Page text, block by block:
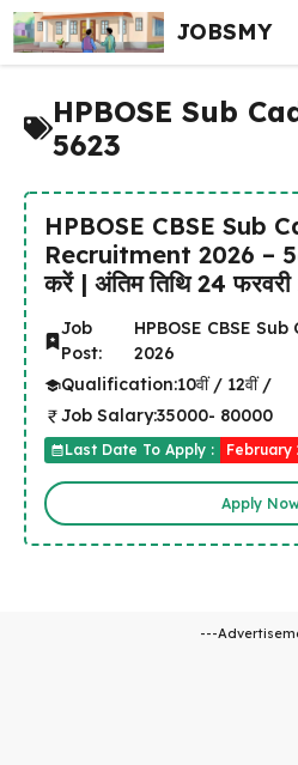
Skip
to
content
JOBSMY
HPBOSE Sub
5623
HPBOSE CBSE Sub
Recruitment 2026 –
करें | अंतिम तिथि 24
Job
Post:
HPBOSE CBSE
2026
Qualification:10वीं / 12वीं /
Job Salary:35000- 80000
Last Date To Apply : February
Apply
---